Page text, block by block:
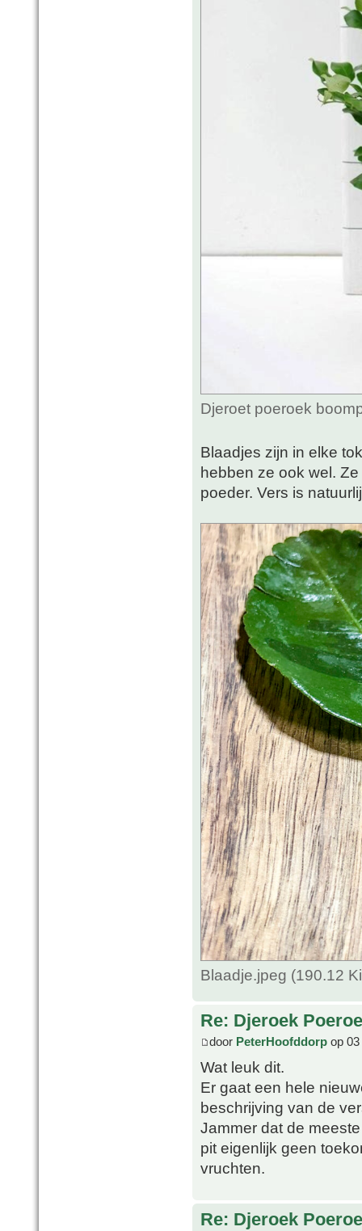
Djeroet poeroek
Blaadjes zijn in elke
hebben ze ook wel.
poeder. Vers is
Blaadje.jpeg (190.12
Re: Djeroek
door PeterHoofddorp op
Wat leuk dit.
Er gaat een hele
beschrijving van de
Jammer dat de
pit eigenlijk geen
vruchten.
Re: Djeroek